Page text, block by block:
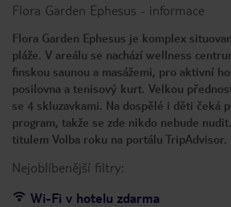
Flora Garden Ephesus - informace
Flora Garden Ephesus je komplex
pláže. V areálu se nachází wellness
finskou saunou a masážemi, pro aktivní
posilovna a tenisový kurt. Velkou
se 4 skluzavkami. Na dospělé i děti čeká
program, takže se zde nikdo nebude
titulem Volba roku na portálu TripAdvisor.
Nejoblíbenější filtry:
Wi-Fi v hotelu zdarma